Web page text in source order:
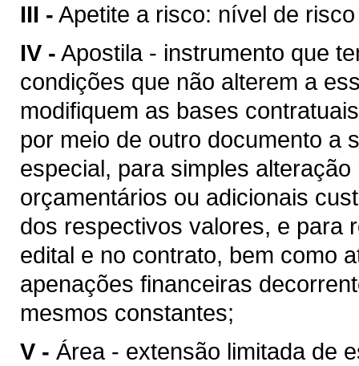
III - Apetite a risco: nível de
IV - Apostila - instrumento que
condições que não alterem a
modifiquem as bases
por meio de outro documento a
especial, para simples
orçamentários ou adicionais
dos respectivos valores, e para
edital e no contrato, bem como
apenações financeiras
mesmos constantes;
V - Área - extensão limitada de